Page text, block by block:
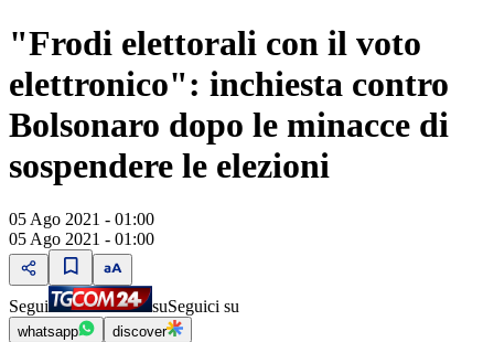
"Frodi elettorali con il voto
elettronico": inchiesta contro
Bolsonaro dopo le minacce di
sospendere le elezioni
05 Ago 2021 - 01:00
05 Ago 2021 - 01:00
Segui suSeguici su
whatsapp discover